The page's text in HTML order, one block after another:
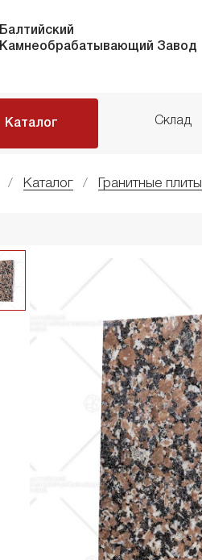
Балтийский
Камнеобрабатывающий Завод
Каталог Склад
Каталог Гранитные плиты